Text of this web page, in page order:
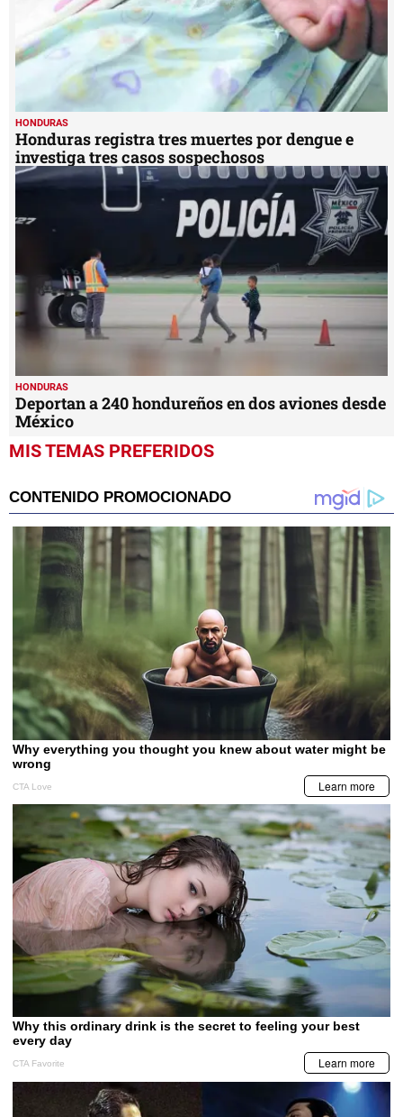
HONDURAS
Honduras registra tres muertes por dengue e
investiga tres casos sospechosos
HONDURAS
Deportan a 240 hondureños en dos aviones desde
México
MIS TEMAS PREFERIDOS